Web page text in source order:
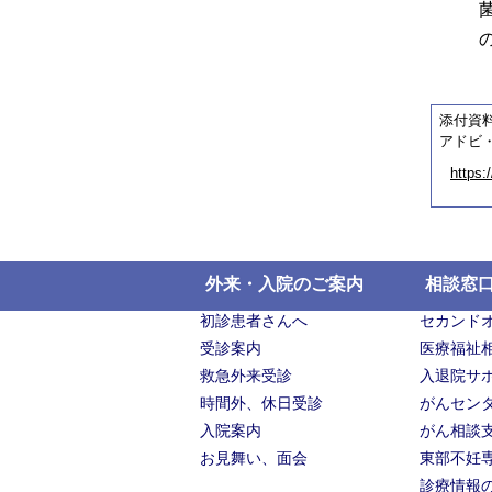
添付資
アドビ
外来・入院のご案内
初診患者さんへ
受診案内
救急外来受診
時間外、休日受診
入院案内
お見舞い、面会
相談窓
セカンド
医療福祉
入退院サ
がんセン
がん相談
東部不妊
診療情報